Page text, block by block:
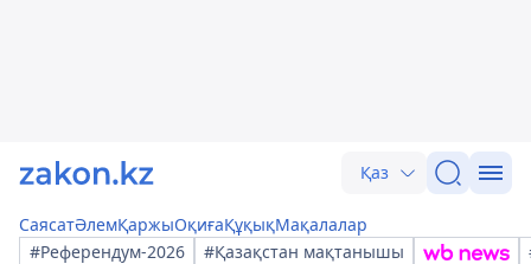
Қаз
СаясатӘлемҚаржыОқиғаҚұқықМақалалар
#Референдум-2026
#Қазақстан мақтанышы